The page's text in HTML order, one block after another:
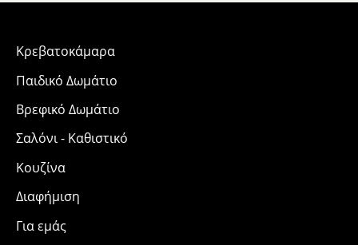
Κρεβατοκάμαρα
Παιδικό Δωμάτιο
Βρεφικό Δωμάτιο
Σαλόνι - Καθιστικό
Κουζίνα
Διαφήμιση
Για εμάς